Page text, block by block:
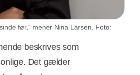
før,” mener Nina Larsen. Foto:
beskrives som
Det gælder